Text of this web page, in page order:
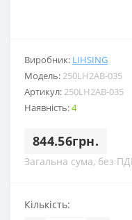
Виробник: LIHSING
Модель:250LH2AB-035
Артикул:250LH2AB-035
Наявність:4
844.56грн.
Загальна сума, без
Кількість: